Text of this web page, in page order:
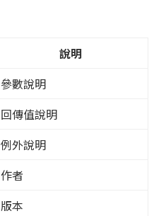
說明
參數說明
回傳值說明
例外說明
作者
版本